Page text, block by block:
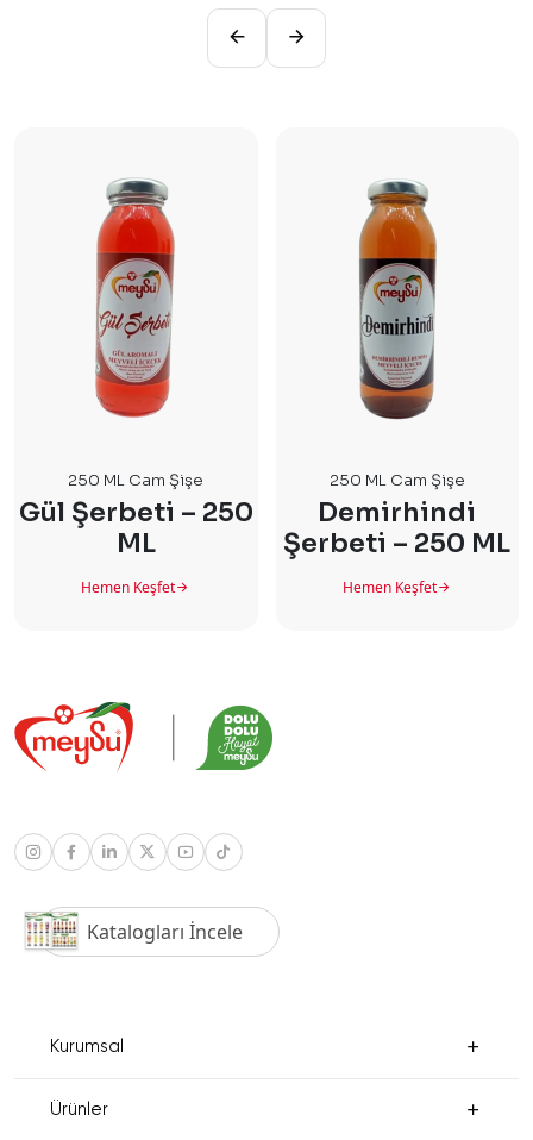
250 ML Cam Şişe
Gül Şerbeti – 250
ML
Hemen Keşfet
250 ML Cam Şişe
Demirhindi
Şerbeti – 250 ML
Hemen Keşfet
Katalogları İncele
Kurumsal
Ürünler